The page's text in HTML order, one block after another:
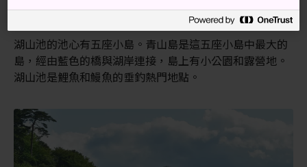
五座小島
湖山池的池心有五座小島。青山島是這五座小島中最大的
島，經由藍色的橋與湖岸連接，島上有小公園和露營地。
湖山池是鯉魚和鰻魚的垂釣熱門地點。